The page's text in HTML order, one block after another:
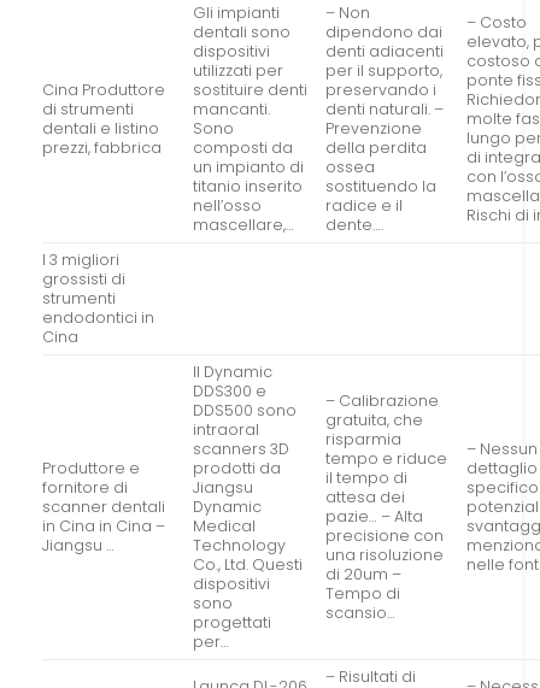
Cina Produttore
di strumenti
dentali e listino
prezzi, fabbrica
Gli impianti
dentali sono
dispositivi
utilizzati per
sostituire denti
mancanti.
Sono
composti da
un impianto di
titanio inserito
nell’osso
mascellare,…
– Non
dipendono dai
denti adiacenti
per il supporto,
preservando i
denti naturali. –
Prevenzione
della perdita
ossea
sostituendo la
radice e il
dente….
– Costo
elevato,
costoso
ponte
molte
lungo
di
con
Rischi di
I 3 migliori
grossisti di
strumenti
endodontici in
Cina
Produttore e
fornitore di
scanner dentali
in Cina in Cina –
Jiangsu …
Il Dynamic
DDS300 e
DDS500 sono
intraoral
scanners 3D
prodotti da
Jiangsu
Dynamic
Medical
Technology
Co., Ltd. Questi
dispositivi
sono
progettati
per…
– Calibrazione
gratuita, che
risparmia
tempo e riduce
il tempo di
attesa dei
pazie… – Alta
precisione con
una risoluzione
di 20um –
Tempo di
scansio…
– Nessun
dettaglio
nelle
– Risultati di